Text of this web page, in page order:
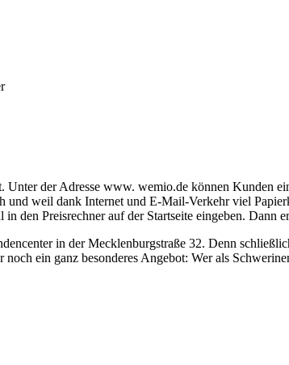
Unter der Adresse www. wemio.de können Kunden
weil dank Internet und E-Mail-Verkehr viel
den Preisrechner auf der Startseite eingeben. Dann
in der Mecklenburgstraße 32. Denn
ein ganz besonderes Angebot: Wer als